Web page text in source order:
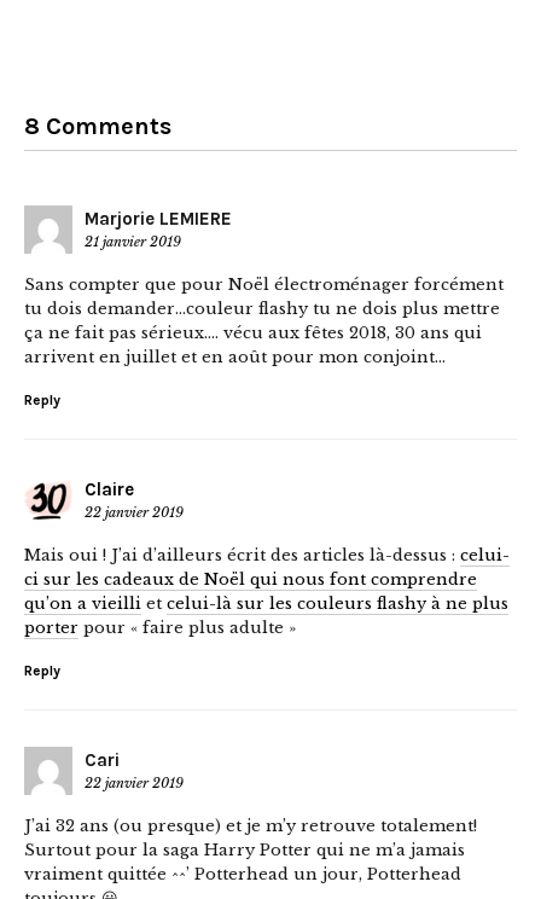
8 Comments
Marjorie LEMIERE
21 janvier 2019
Sans compter que pour Noël électroménager forcément
tu dois demander…couleur flashy tu ne dois plus mettre
ça ne fait pas sérieux…. vécu aux fêtes 2018, 30 ans qui
arrivent en juillet et en août pour mon conjoint…
Reply
Claire
22 janvier 2019
Mais oui ! J’ai d’ailleurs écrit des articles là-dessus : celui-
ci sur les cadeaux de Noël qui nous font comprendre
qu’on a vieilli et celui-là sur les couleurs flashy à ne plus
porter pour « faire plus adulte »
Reply
Cari
22 janvier 2019
J’ai 32 ans (ou presque) et je m’y retrouve totalement!
Surtout pour la saga Harry Potter qui ne m’a jamais
vraiment quittée ^^’ Potterhead un jour, Potterhead